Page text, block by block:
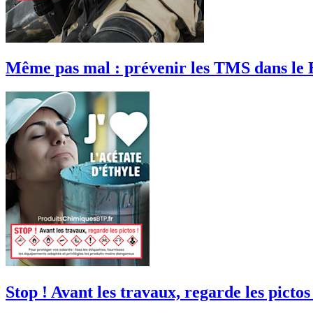
Même pas mal : prévenir les TMS dans le
Stop ! Avant les travaux, regarde les pictos